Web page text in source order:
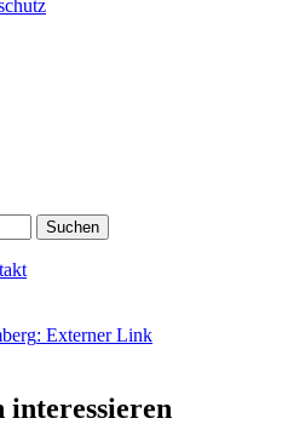
Suchen
: Externer Link
interessieren